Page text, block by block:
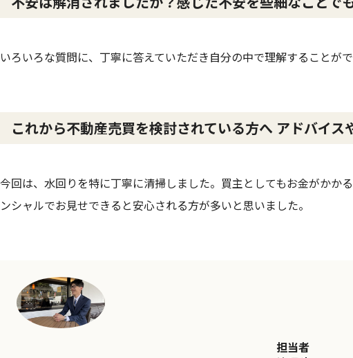
いろいろな質問に、丁寧に答えていただき自分の中で理解することがで
これから不動産売買を検討されている方へ アドバイ
今回は、水回りを特に丁寧に清掃しました。買主としてもお金がかか
ンシャルでお見せできると安心される方が多いと思いました。
担当者